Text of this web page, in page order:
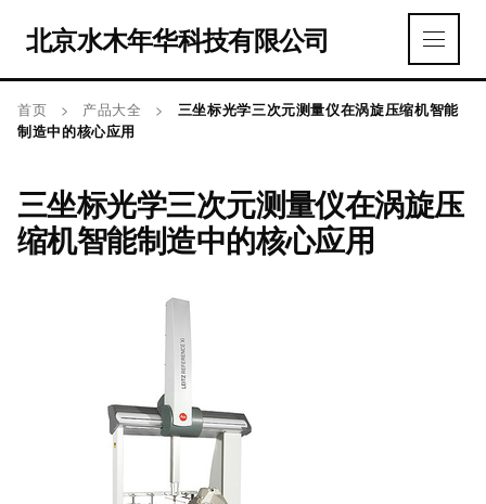
北京水木年华科技有限公司
首页 > 产品大全 >
三坐标光学三次元测量仪在涡旋压缩机智能
制造中的核心应用
三坐标光学三次元测量仪在涡旋压
缩机智能制造中的核心应用